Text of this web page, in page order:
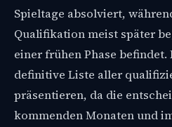
Spieltage absolviert,
Qualifikation meist später
einer frühen Phase
definitive Liste aller
präsentieren, da die
kommenden Monaten und